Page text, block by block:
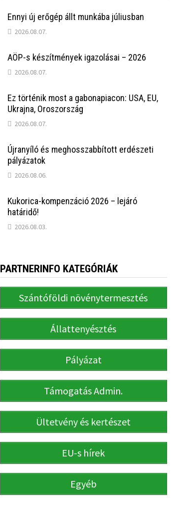
Ennyi új erőgép állt munkába júliusban
2026.08.07.
AÖP-s készítmények igazolásai – 2026
2026.08.07.
Ez történik most a gabonapiacon: USA, EU,
Ukrajna, Oroszország
2026.08.07.
Újranyíló és meghosszabbított erdészeti
pályázatok
2026.08.06.
Kukorica-kompenzáció 2026 – lejáró
határidő!
2026.08.03.
PARTNERINFO KATEGÓRIÁK
Szántóföldi növénytermesztés
Állattenyésztés
Pályázat
Támogatás Admin.
Ültetvény és kertészet
EU-s hírek
Egyéb